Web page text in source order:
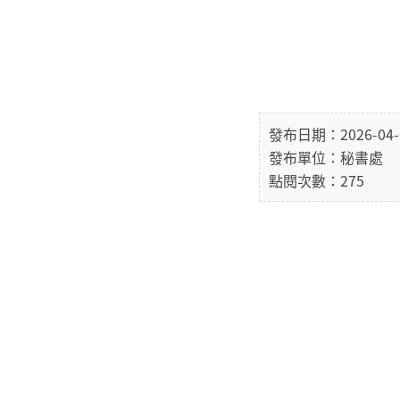
發布日期：2026-
發布單位：秘書處
點閱次數：275